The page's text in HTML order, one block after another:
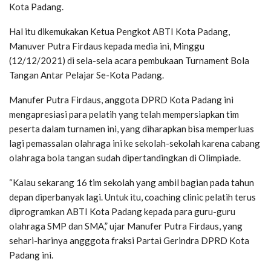
Kota Padang.
Hal itu dikemukakan Ketua Pengkot ABTI Kota Padang,
Manuver Putra Firdaus kepada media ini, Minggu
(12/12/2021) di sela-sela acara pembukaan Turnament Bola
Tangan Antar Pelajar Se-Kota Padang.
Manufer Putra Firdaus, anggota DPRD Kota Padang ini
mengapresiasi para pelatih yang telah mempersiapkan tim
peserta dalam turnamen ini, yang diharapkan bisa memperluas
lagi pemassalan olahraga ini ke sekolah-sekolah karena cabang
olahraga bola tangan sudah dipertandingkan di Olimpiade.
“Kalau sekarang 16 tim sekolah yang ambil bagian pada tahun
depan diperbanyak lagi. Untuk itu, coaching clinic pelatih terus
diprogramkan ABTI Kota Padang kepada para guru-guru
olahraga SMP dan SMA,” ujar Manufer Putra Firdaus, yang
sehari-harinya angggota fraksi Partai Gerindra DPRD Kota
Padang ini.